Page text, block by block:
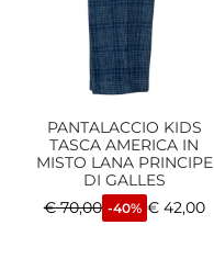
PANTALACCIO KIDS
TASCA AMERICA IN
MISTO LANA PRINCIPE
DI GALLES
€70,00 -40% €42,00